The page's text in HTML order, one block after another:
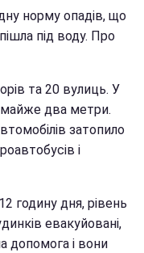
норму опадів, що
під воду. Про
та 20 вулиць. У
майже два метри.
затопило
і
годину дня, рівень
евакуйовані,
допомога і вони